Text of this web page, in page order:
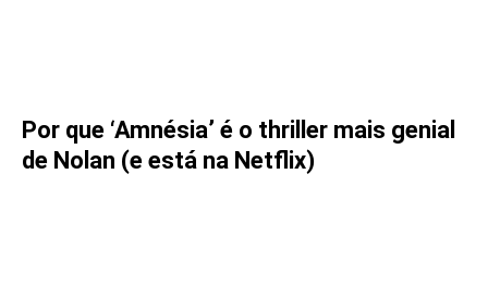
Por que ‘Amnésia’ é o thriller mais genial
de Nolan (e está na Netflix)